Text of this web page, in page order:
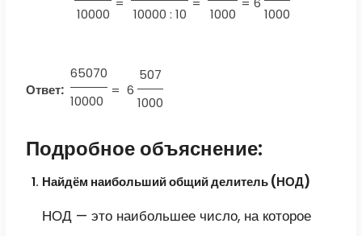
10000
10000 : 10
1000
1000
Ответ:
65070
10000
= 6
507
1000
Подробное объяснение:
Найдём наибольший общий делитель (НОД)
НОД — это наибольшее число, на которое